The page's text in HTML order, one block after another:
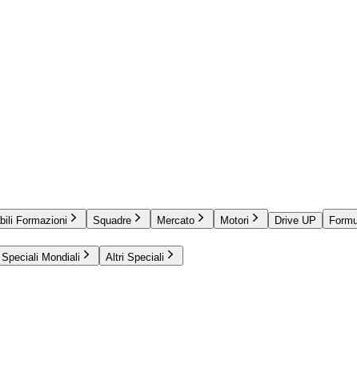
Formazioni Squadre Mercato Motori Drive UP
Speciali Mondiali Altri Speciali